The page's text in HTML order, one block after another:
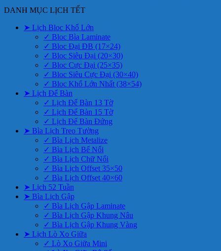
DANH MỤC LỊCH TẾT
➤ Lịch Bloc Khổ Lớn
✓ Bloc Bìa Laminate
✓ Bloc Đại ĐB (17×24)
✓ Bloc Siêu Đại (20×30)
✓ Bloc Cực Đại (25×35)
✓ Bloc Siêu Cực Đại (30×40)
✓ Bloc Khổ Lớn Nhất (38×54)
➤ Lịch Để Bàn
✓ Lịch Để Bàn 13 Tờ
✓ Lịch Để Bàn 15 Tờ
✓ Lịch Để Bàn Đứng
➤ Bìa Lịch Treo Tường
✓ Bìa Lịch Metalize
✓ Bìa Lịch Bế Nổi
✓ Bìa Lịch Chữ Nổi
✓ Bìa Lịch Offset 35×50
✓ Bìa Lịch Offset 40×60
➤ Lịch 52 Tuần
➤ Bìa Lịch Gập
✓ Bìa Lịch Gập Laminate
✓ Bìa Lịch Gập Khung Nâu
✓ Bìa Lịch Gập Khung Vàng
➤ Lịch Lò Xo Giữa
✓ Lò Xo Giữa Mini